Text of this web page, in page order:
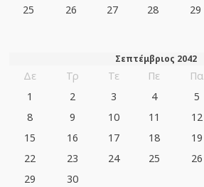
25 26 27 28 29
Σεπτέμβριος 2042
Δε Τρ Τε Πε Πα
1
2 3 4 5
8
9 10 11 12
15
16 17 18 19
22
23 24 25 26
29
30